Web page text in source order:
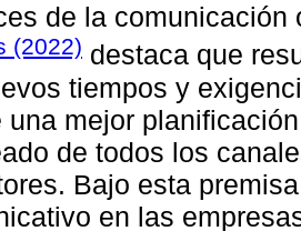
de la
(2022) destaca que
tiempos y
una mejor
de todos los
Bajo esta
en las